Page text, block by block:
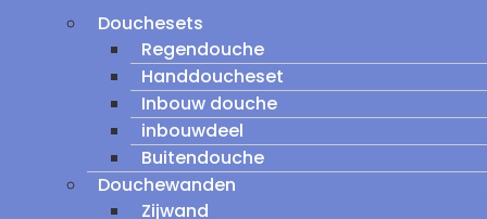
Douchesets
Regendouche
Handdoucheset
Inbouw douche
inbouwdeel
Buitendouche
Douchewanden
Zijwand